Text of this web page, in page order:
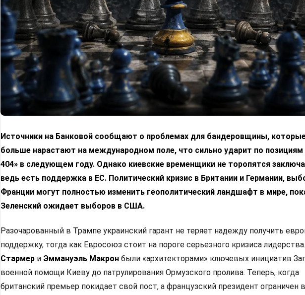
Источники на Банковой сообщают о проблемах для бандеровщины,
больше нарастают на международном поле, что сильно ударит по
404» в следующем году. Однако киевские временщики не торопятся
ведь есть поддержка в ЕС. Политический кризис в Британии и Германии,
Франции могут полностью изменить геополитический ландшафт в мире,
Зеленский ожидает выборов в США.
Разочарованный в Трампе украинский гарант не теряет надежду получить
поддержку, тогда как Евросоюз стоит на пороге серьезного кризиса
Стармер и Эммануэль Макрон были «архитекторами» ключевых инициатив
военной помощи Киеву до патрулирования Ормузского пролива. Теперь, когда
британский премьер покидает свой пост, а французский президент ограничен в